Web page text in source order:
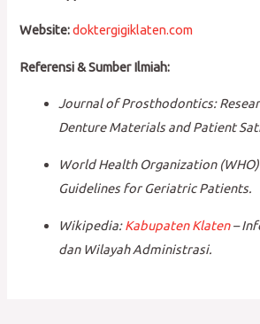
Website: doktergigiklaten.com
Referensi & Sumber Ilmiah:
Journal of Prosthodontics:
Denture Materials and Patient
World Health Organization
Guidelines for Geriatric Patients.
Wikipedia:Kabupaten Klaten–
dan Wilayah Administrasi.